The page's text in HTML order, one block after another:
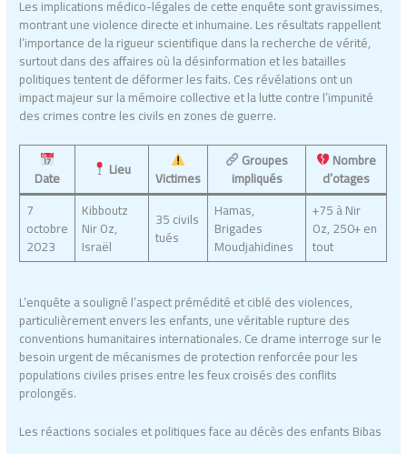
Les implications médico-légales de cette enquête sont gravissimes,
montrant une violence directe et inhumaine. Les résultats rappellent
l’importance de la rigueur scientifique dans la recherche de vérité,
surtout dans des affaires où la désinformation et les batailles
politiques tentent de déformer les faits. Ces révélations ont un
impact majeur sur la mémoire collective et la lutte contre l’impunité
des crimes contre les civils en zones de guerre.
Date Lieu Victimes
Groupes
impliqués
Nombre
d’otages
7
octobre
2023
Kibboutz
Nir Oz,
Israël
35 civils
tués
Hamas,
Brigades
Moudjahidines
+75 à Nir
Oz, 250+ en
tout
L’enquête a souligné l’aspect prémédité et ciblé des violences,
particulièrement envers les enfants, une véritable rupture des
conventions humanitaires internationales. Ce drame interroge sur le
besoin urgent de mécanismes de protection renforcée pour les
populations civiles prises entre les feux croisés des conflits
prolongés.
Les réactions sociales et politiques face au décès des enfants Bibas